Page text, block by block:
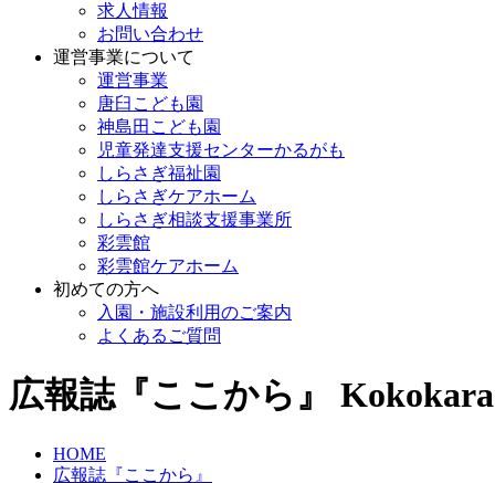
求人情報
お問い合わせ
運営事業について
運営事業
唐臼こども園
神島田こども園
児童発達支援センターかるがも
しらさぎ福祉園
しらさぎケアホーム
しらさぎ相談支援事業所
彩雲館
彩雲館ケアホーム
初めての方へ
入園・施設利用のご案内
よくあるご質問
広報誌『ここから』 Kokokara
HOME
広報誌『ここから』